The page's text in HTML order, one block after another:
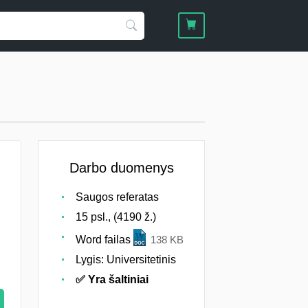
Darbo duomenys
Saugos referatas
15 psl., (4190 ž.)
Word failas
138 KB
Lygis: Universitetinis
✅ Yra šaltiniai